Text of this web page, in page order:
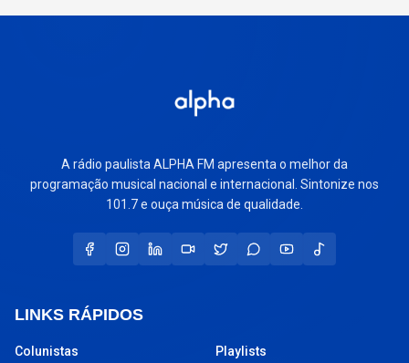
A rádio paulista ALPHA FM apresenta o melhor da
programação musical nacional e internacional. Sintonize nos
101.7 e ouça música de qualidade.
LINKS RÁPIDOS
Colunistas
Playlists